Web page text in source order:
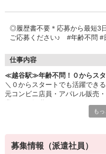
◎履歴書不要＊応募から最短3
ご応募ください♪ #年齢不問 #
仕事内容
≪越谷駅≫年齢不問！０からス
＼０からスタートでも活躍でき
元コンビニ店員・アパレル販売
＊シーツ交換
＊患者さんの誘導
も
募集情報（派遣社員）